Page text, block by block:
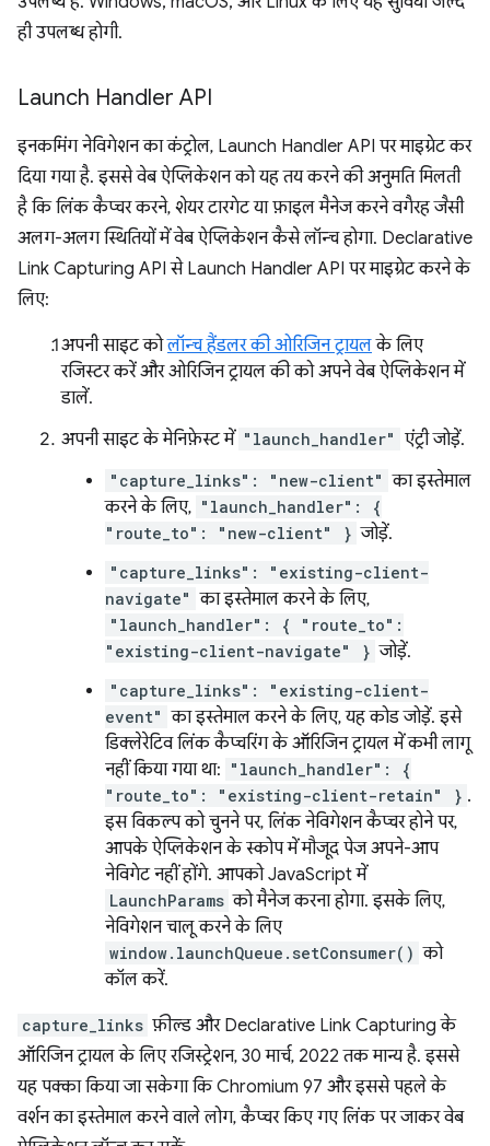
ही उपलब्ध होगी.
Launch Handler API
इनकमिंग नेविगेशन का कंट्रोल, Launch Handler API पर माइग्रेट कर
दिया गया है. इससे वेब ऐप्लिकेशन को यह तय करने की अनुमति मिलती
है कि लिंक कैप्चर करने, शेयर टारगेट या फ़ाइल मैनेज करने वगैरह जैसी
अलग-अलग स्थितियों में वेब ऐप्लिकेशन कैसे लॉन्च होगा. Declarative
Link Capturing API से Launch Handler API पर माइग्रेट करने के
लिए:
अपनी साइट कोलॉन्च हैंडलर की ओरिजिन ट्रायलके लिए
रजिस्टर करें और ओरिजिन ट्रायल की को अपने वेब ऐप्लिकेशन में
डालें.
अपनी साइट के मेनिफ़ेस्ट में "launch_handler" एंट्री जोड़ें.
"capture_links": "new-client" का इस्तेमाल
करने के लिए, "launch_handler": {
"route_to": "new-client" } जोड़ें.
"capture_links": "existing-client-
navigate" का इस्तेमाल करने के लिए,
"launch_handler": { "route_to":
"existing-client-navigate" } जोड़ें.
"capture_links": "existing-client-
event" का इस्तेमाल करने के लिए, यह कोड जोड़ें. इसे
डिक्लेरेटिव लिंक कैप्चरिंग के ऑरिजिन ट्रायल में कभी लागू
नहीं किया गया था: "launch_handler": {
"route_to": "existing-client-retain" } .
इस विकल्प को चुनने पर, लिंक नेविगेशन कैप्चर होने पर,
आपके ऐप्लिकेशन के स्कोप में मौजूद पेज अपने-आप
नेविगेट नहीं होंगे. आपको JavaScript में
LaunchParams को मैनेज करना होगा. इसके लिए,
नेविगेशन चालू करने के लिए
window.launchQueue.setConsumer() को
कॉल करें.
capture_links फ़ील्ड और Declarative Link Capturing के
ऑरिजिन ट्रायल के लिए रजिस्ट्रेशन, 30 मार्च, 2022 तक मान्य है. इससे
यह पक्का किया जा सकेगा कि Chromium 97 और इससे पहले के
वर्शन का इस्तेमाल करने वाले लोग, कैप्चर किए गए लिंक पर जाकर वेब